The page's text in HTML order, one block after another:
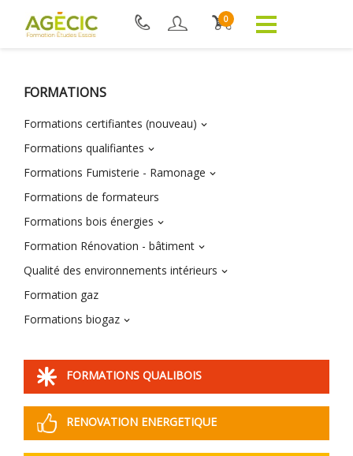
0
FORMATIONS
Formations certifiantes (nouveau) 
Formations qualifiantes 
Formations Fumisterie - Ramonage 
Formations de formateurs
Formations bois énergies 
Formation Rénovation - bâtiment 
Qualité des environnements intérieurs 
Formation gaz
Formations biogaz 
FORMATIONS QUALIBOIS
RENOVATION ENERGETIQUE